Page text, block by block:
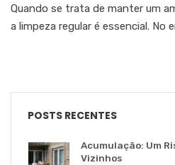
Quando se trata de manter um
a limpeza regular é essencial. No
POSTS RECENTES
Acumulação: Um
Vizinhos